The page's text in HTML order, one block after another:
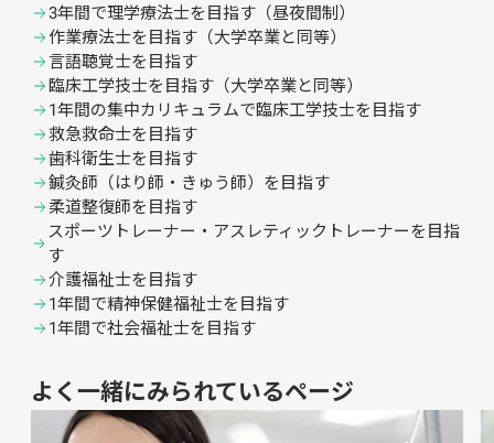
3年間で理学療法士を目指す（昼夜間制）
作業療法士を目指す（大学卒業と同等）
言語聴覚士を目指す
臨床工学技士を目指す（大学卒業と同等）
1年間の集中カリキュラムで臨床工学技士を目指す
救急救命士を目指す
歯科衛生士を目指す
鍼灸師（はり師・きゅう師）を目指す
柔道整復師を目指す
スポーツトレーナー・アスレティックトレーナーを目指
す
介護福祉士を目指す
1年間で精神保健福祉士を目指す
1年間で社会福祉士を目指す
よく一緒にみられているページ